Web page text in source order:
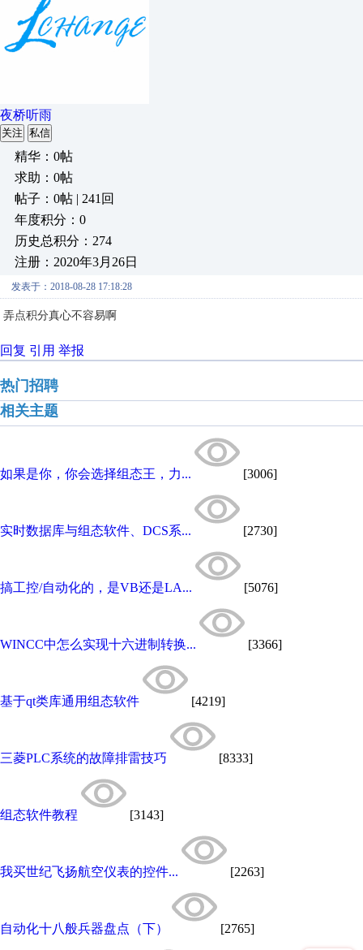
夜桥听雨
关注 私信
精华：0帖
求助：0帖
帖子：0帖 | 241回
年度积分：0
历史总积分：274
注册：2020年3月26日
发表于：2018-08-28 17:18:28
弄点积分真心不容易啊
回复 引用 举报
热门招聘
相关主题
如果是你，你会选择组态王，力... [3006]
实时数据库与组态软件、DCS系... [2730]
搞工控/自动化的，是VB还是LA... [5076]
WINCC中怎么实现十六进制转换... [3366]
基于qt类库通用组态软件 [4219]
三菱PLC系统的故障排雷技巧 [8333]
组态软件教程 [3143]
我买世纪飞扬航空仪表的控件... [2263]
自动化十八般兵器盘点（下） [2765]